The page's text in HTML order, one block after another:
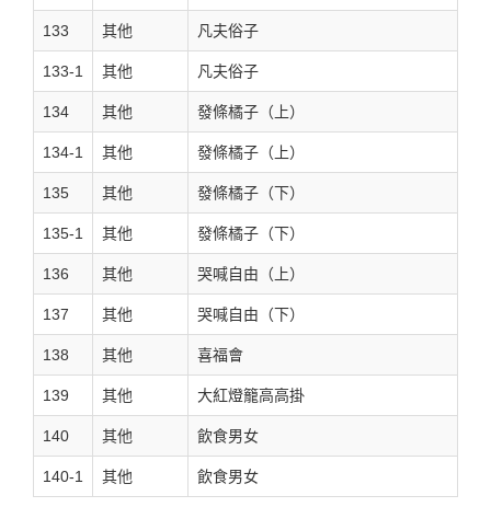
133 其他 凡夫俗子
133-1 其他 凡夫俗子
134 其他 發條橘子（上）
134-1 其他 發條橘子（上）
135 其他 發條橘子（下）
135-1 其他 發條橘子（下）
136 其他 哭喊自由（上）
137 其他 哭喊自由（下）
138 其他 喜福會
139 其他 大紅燈籠高高掛
140 其他 飲食男女
140-1 其他 飲食男女